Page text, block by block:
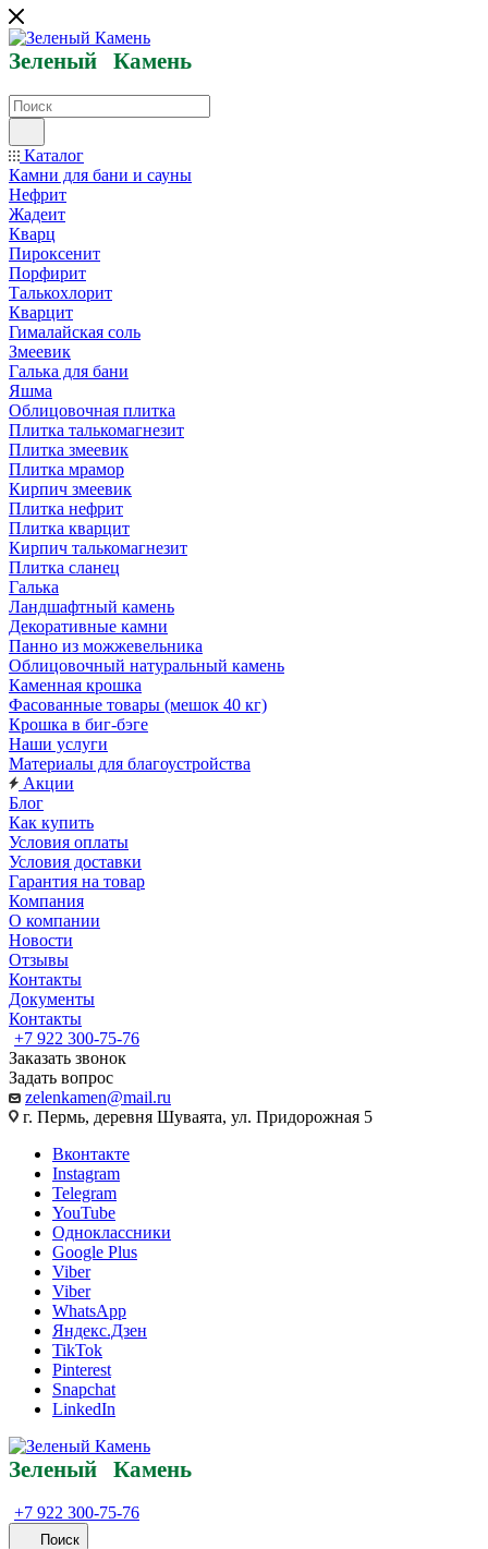
Зеленый Камень
Каталог
Камни для бани и сауны
Нефрит
Жадеит
Кварц
Пироксенит
Порфирит
Талькохлорит
Кварцит
Гималайская соль
Змеевик
Галька для бани
Яшма
Облицовочная плитка
Плитка талькомагнезит
Плитка змеевик
Плитка мрамор
Кирпич змеевик
Плитка нефрит
Плитка кварцит
Кирпич талькомагнезит
Плитка сланец
Галька
Ландшафтный камень
Декоративные камни
Панно из можжевельника
Облицовочный натуральный камень
Каменная крошка
Фасованные товары (мешок 40 кг)
Крошка в биг-бэге
Наши услуги
Материалы для благоустройства
Акции
Блог
Как купить
Условия оплаты
Условия доставки
Гарантия на товар
Компания
О компании
Новости
Отзывы
Контакты
Документы
Контакты
+7 922 300-75-76
Заказать звонок
Задать вопрос
zelenkamen@mail.ru
г. Пермь, деревня Шуваята, ул. Придорожная 5
Вконтакте
Instagram
Telegram
YouTube
Одноклассники
Google Plus
Viber
Viber
WhatsApp
Яндекс.Дзен
TikTok
Pinterest
Snapchat
LinkedIn
Зеленый Камень
+7 922 300-75-76
Поиск